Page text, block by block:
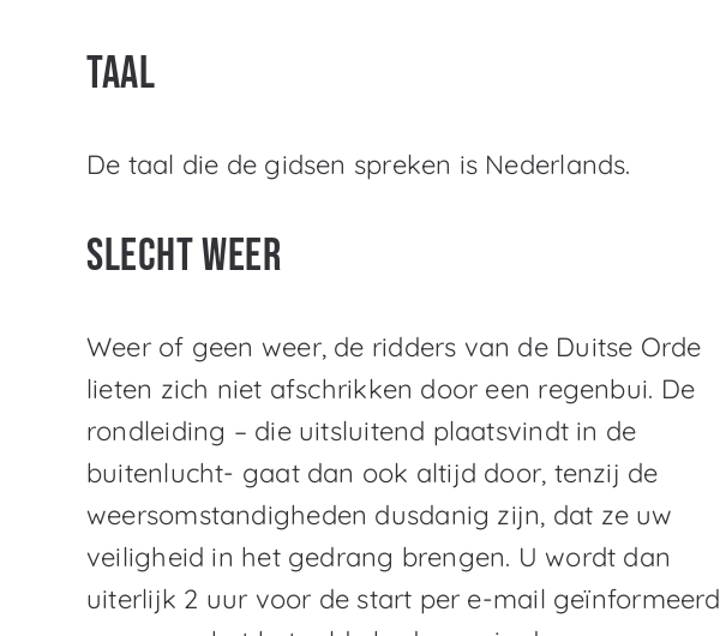
Taal
De taal die de gidsen spreken is Nederlands.
Slecht weer
Weer of geen weer, de ridders van de Duitse Orde
lieten zich niet afschrikken door een regenbui. De
rondleiding – die uitsluitend plaatsvindt in de
buitenlucht- gaat dan ook altijd door, tenzij de
weersomstandigheden dusdanig zijn, dat ze uw
veiligheid in het gedrang brengen. U wordt dan
uiterlijk 2 uur voor de start per e-mail geïnformeerd